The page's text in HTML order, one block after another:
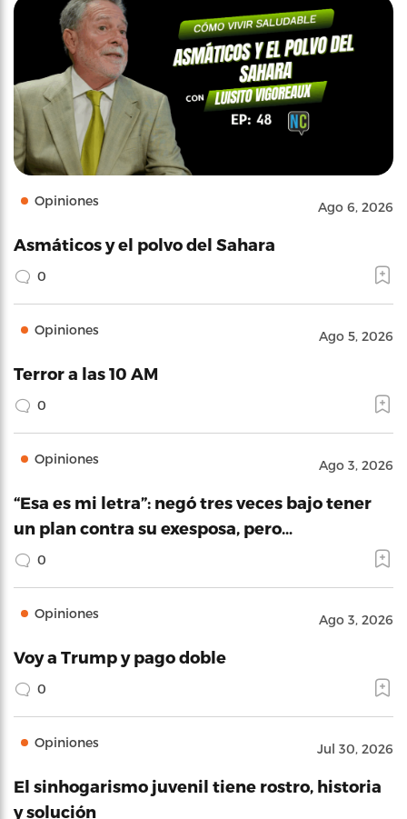
Opiniones Ago 6, 2026
Asmáticos y el polvo del Sahara
0
Opiniones Ago 5, 2026
Terror a las 10 AM
0
Opiniones Ago 3, 2026
“Esa es mi letra”: negó tres veces bajo tener
un plan contra su exesposa, pero…
0
Opiniones Ago 3, 2026
Voy a Trump y pago doble
0
Opiniones Jul 30, 2026
El sinhogarismo juvenil tiene rostro, historia
y solución